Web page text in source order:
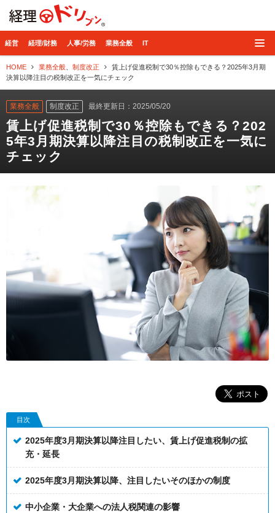
経営 経理/財務 人事/労務 業務全般 IT
HOME 業務全般 制度改正
賃上げ促進税制で30％控除もできる？2025年3月期
決算以降注目の税制改正を一気にチェック
業務全般 制度改正 最終更新日：2025/05/20
賃上げ促進税制で30％控除もできる？202
5年3月期決算以降注目の税制改正を一気に
チェック
目次
2025年度3月期決算以降注目したい、賃上げ促進税制の拡
充・延長
2025年度3月期決算以降、注目したいそのほかの制度
中小企業・大企業への法人税関連の影響